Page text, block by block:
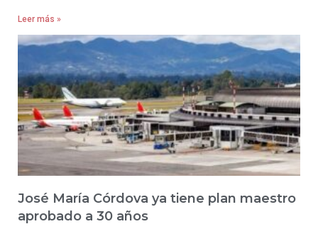
Leer más »
José María Córdova ya tiene plan maestro
aprobado a 30 años